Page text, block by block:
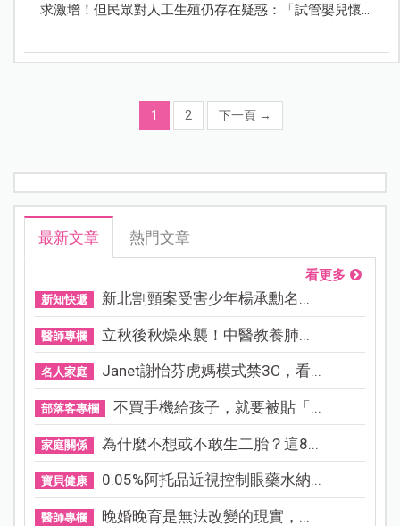
求激增！但民眾對人工生殖仍存在疑惑：「試管嬰兒懷
備孕！
1 2 下一頁 →
最新文章 熱門文章
看更多
新知快遞 新北割頸案受害少年楊承勳名...
醫師專欄 立秋後秋燥來襲！中醫教養肺...
名人家庭 Janet謝怡芬虎媽模式禁3C，看...
部落客專欄 不買手機給孩子，就要被貼「...
家庭關係 為什麼不想或不敢生二胎？這8...
寶貝健康 0.05%阿托品近視控制眼藥水納...
醫師專欄 晚婚晚育是無法改變的現實，...